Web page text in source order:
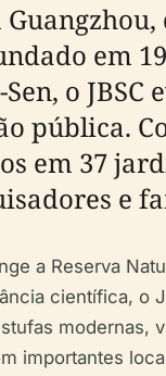
em
o JBSC
pública.
em 37
e
a Reserva
científica, o
modernas,
importantes